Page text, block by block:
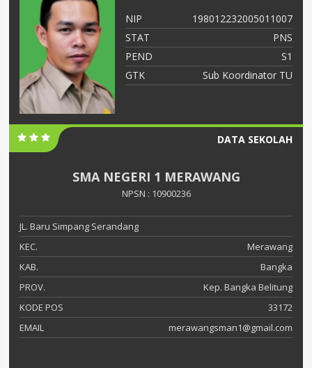
NIP
198012232005011007
STAT
PNS
PEND
S1
GTK
Sub Koordinator TU
DATA SEKOLAH
SMA NEGERI 1 MERAWANG
NPSN : 10900236
JL. Baru Simpang Serandang
KEC.
Merawang
KAB.
Bangka
PROV.
Kep. Bangka Belitung
KODE POS
33172
EMAIL
merawangsman1@gmail.com